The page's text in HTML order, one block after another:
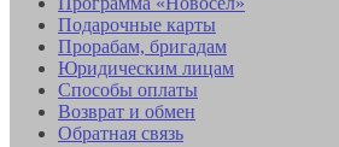
Подарочные карты
Прорабам, бригадам
Юридическим лицам
Способы оплаты
Возврат и обмен
Обратная связь